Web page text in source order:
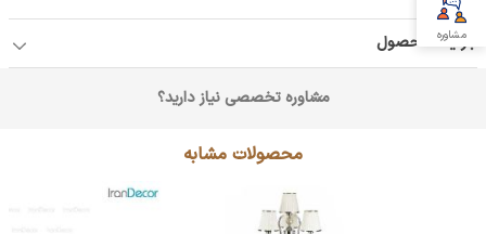
جزئیات محصول
مشاوره تخصصی نیاز دارید؟
محصولات مشابه
مشاوره